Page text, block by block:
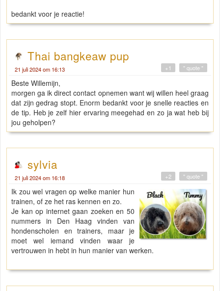
bedankt voor je reactie!
Thai bangkeaw pup
21 juli 2024 om 16:13 " quote "
+1
Beste Willemijn,
morgen ga ik direct contact opnemen want wij willen heel graag
dat zijn gedrag stopt. Enorm bedankt voor je snelle reacties en
de tip. Heb je zelf hier ervaring meegehad en zo ja wat heb bij
jou geholpen?
sylvia
21 juli 2024 om 16:18 " quote "
+2
Ik zou wel vragen op welke manier hun
trainen, of ze het ras kennen en zo.
Je kan op internet gaan zoeken en 50
nummers in Den Haag vinden van
hondenscholen en trainers, maar je
moet wel iemand vinden waar je
vertrouwen in hebt in hun manier van werken.